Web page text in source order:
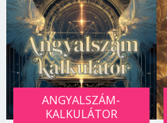
ANGYALSZÁM-
KALKULÁTOR